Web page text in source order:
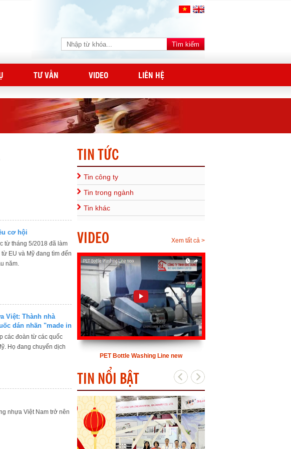
TƯ VẤN VIDEO LIÊN HỆ
cơ hội
từ tháng 5/2018 đã làm
EU và Mỹ đang tìm đến
năm.
Việt: Thành nhà
dán nhãn "made in
các đoàn từ các quốc
Họ đang chuyển dịch
nhựa Việt Nam trở nên
TIN TỨC
Tin công ty
Tin trong ngành
Tin khác
VIDEO Xem tất cả >
PET Bottle Washing Line new
TIN NỔI BẬT